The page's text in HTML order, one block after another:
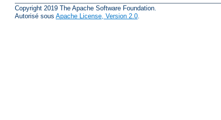
Copyright 2019 The Apache Software Foundation.
Autorisé sous Apache License, Version 2.0.